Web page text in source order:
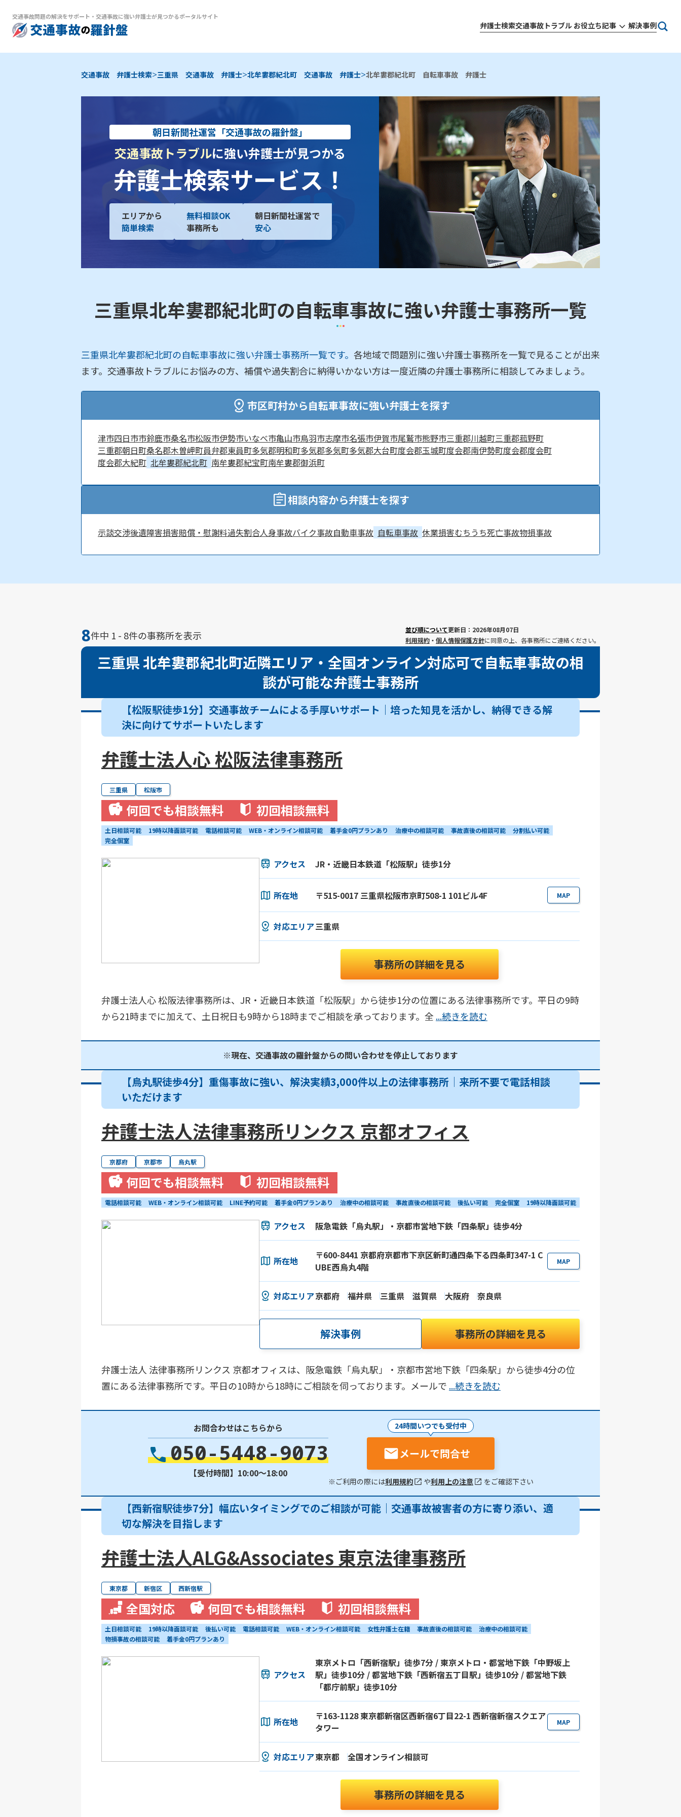
交通事故問題の解決をサポート ・ 交通事故に強い弁護士が見つかるポータルサイト
弁護士検索交通事故トラブル お役立ち記事 解決事例
交通事故 弁護士検索>三重県 交通事故 弁護士>北牟婁郡紀北町 交通事故 弁護士>北牟婁郡紀北町 自転車事故 弁護士
朝日新聞社運営「交通事故の羅針盤」
交通事故トラブルに強い弁護士が見つかる
弁護士検索サービス！
エリアから
簡単検索
無料相談OK
事務所も
朝日新聞社運営で
安心
三重県北牟婁郡紀北町の自転車事故に強い弁護士事務所一覧
三重県北牟婁郡紀北町の自転車事故に強い弁護士事務所一覧です。 各地域で問題別に強い弁護士事務所を一覧で見ることが出来
ます。交通事故トラブルにお悩みの方、補償や過失割合に納得いかない方は一度近隣の弁護士事務所に相談してみましょう。
市区町村から自転車事故に強い弁護士を探す
津市四日市市鈴鹿市桑名市松阪市伊勢市いなべ市亀山市鳥羽市志摩市名張市伊賀市尾鷲市熊野市三重郡川越町三重郡菰野町
三重郡朝日町桑名郡木曽岬町員弁郡東員町多気郡明和町多気郡多気町多気郡大台町度会郡玉城町度会郡南伊勢町度会郡度会町
度会郡大紀町 北牟婁郡紀北町 南牟婁郡紀宝町南牟婁郡御浜町
相談内容から弁護士を探す
示談交渉後遺障害損害賠償・慰謝料過失割合人身事故バイク事故自動車事故 自転車事故 休業損害むちうち死亡事故物損事故
8件中 1 - 8件の事務所を表示 並び順について更新日：2026年08月07日
利用規約 ・ 個人情報保護方針に同意の上、各事務所にご連絡ください。
三重県 北牟婁郡紀北町近隣エリア・全国オンライン対応可で自転車事故の相
談が可能な弁護士事務所
【松阪駅徒歩1分】交通事故チームによる手厚いサポート｜培った知見を活かし、納得できる解
決に向けてサポートいたします
弁護士法人心 松阪法律事務所
三重県 松阪市
何回でも相談無料 初回相談無料
土日相談可能 19時以降面談可能 電話相談可能 WEB・オンライン相談可能 着手金0円プランあり 治療中の相談可能 事故直後の相談可能
分割払い可能
完全個室
アクセス JR・近畿日本鉄道「松阪駅」徒歩1分
所在地 〒515-0017 三重県松阪市京町508-1 101ビル4F MAP
対応エリア三重県
事務所の詳細を見る
弁護士法人心 松阪法律事務所は、JR・近畿日本鉄道「松阪駅」から徒歩1分の位置にある法律事務所です。平日の9時
から21時までに加えて、土日祝日も9時から18時までご相談を承っております。全 ...続きを読む
※現在、交通事故の羅針盤からの問い合わせを停止しております
【烏丸駅徒歩4分】重傷事故に強い、解決実績3,000件以上の法律事務所│来所不要で電話相談
いただけます
弁護士法人法律事務所リンクス 京都オフィス
京都府 京都市 烏丸駅
何回でも相談無料 初回相談無料
電話相談可能 WEB・オンライン相談可能 LINE予約可能 着手金0円プランあり 治療中の相談可能 事故直後の相談可能 後払い可能 完全個室 19時以降面談可能
アクセス 阪急電鉄「烏丸駅」・京都市営地下鉄「四条駅」徒歩4分
所在地
〒600-8441 京都府京都市下京区新町通四条下る四条町347-1 C
UBE西烏丸4階
MAP
対応エリア京都府 福井県 三重県 滋賀県 大阪府 奈良県
解決事例 事務所の詳細を見る
弁護士法人 法律事務所リンクス 京都オフィスは、阪急電鉄「烏丸駅」・京都市営地下鉄「四条駅」から徒歩4分の位
置にある法律事務所です。平日の10時から18時にご相談を伺っております。メールで ...続きを読む
お問合わせはこちらから
050-5448-9073
【受付時間】10:00〜18:00
24時間いつでも受付中
メールで問合せ
※ご利用の際には利用規約 や利用上の注意 をご確認下さい
【西新宿駅徒歩7分】幅広いタイミングでのご相談が可能｜交通事故被害者の方に寄り添い、適
切な解決を目指します
弁護士法人ALG&Associates 東京法律事務所
東京都 新宿区 西新宿駅
全国対応 何回でも相談無料 初回相談無料
土日相談可能 19時以降面談可能 後払い可能 電話相談可能 WEB・オンライン相談可能 女性弁護士在籍 事故直後の相談可能
治療中の相談可能
物損事故の相談可能
着手金0円プランあり
アクセス
東京メトロ「西新宿駅」徒歩7分 / 東京メトロ・都営地下鉄「中野坂上
駅」徒歩10分 / 都営地下鉄「西新宿五丁目駅」徒歩10分 / 都営地下鉄
「都庁前駅」徒歩10分
所在地
〒163-1128 東京都新宿区西新宿6丁目22-1 西新宿新宿スクエア
タワー
MAP
対応エリア東京都 全国オンライン相談可
事務所の詳細を見る